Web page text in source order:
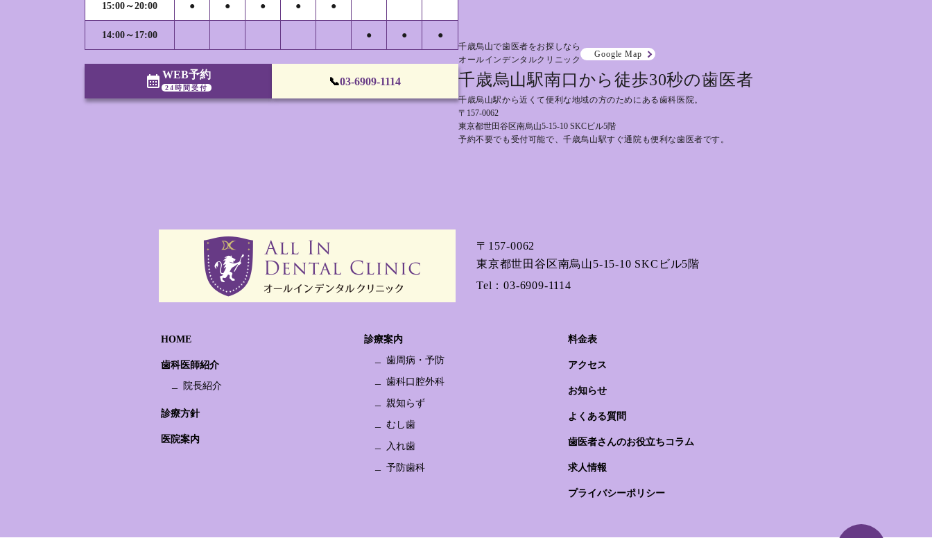
15:00～20:00 ● ● ● ● ●
14:00～17:00 ● ● ●
calendar_month WEB予約
24時間受付
📞03-6909-1114
千歳烏山で歯医者をお探しなら
オールインデンタルクリニック
Google Map
千歳烏山駅南口から徒歩30秒の歯医者
千歳烏山駅から近くて便利な地域の方のためにある歯科医院。
〒157-0062
東京都世田谷区南烏山5-15-10 SKCビル5階
予約不要でも受付可能で、千歳烏山駅すぐ通院も便利な歯医者です。
〒157-0062
東京都世田谷区南烏山5-15-10 SKCビル5階
Tel：03-6909-1114
HOME
歯科医師紹介
院長紹介
診療方針
医院案内
診療案内
歯周病・予防
歯科口腔外科
親知らず
むし歯
入れ歯
予防歯科
料金表
アクセス
お知らせ
よくある質問
歯医者さんのお役立ちコラム
求人情報
プライバシーポリシー